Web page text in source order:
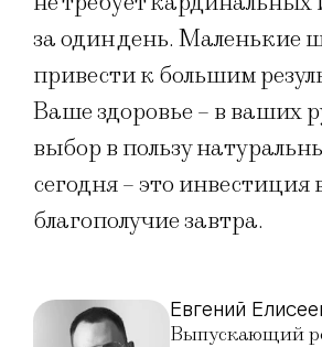
за один день. Маленькие
привести к большим
Ваше здоровье – в ваших
выбор в пользу
сегодня – это инвестиция
благополучие завтра.
Евгений
Выпускающий